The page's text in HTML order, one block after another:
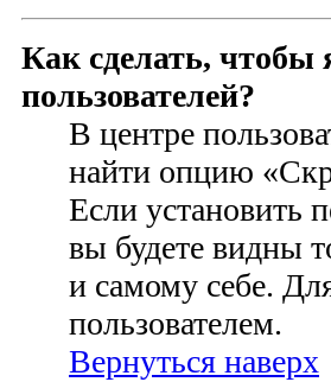
Как сделать, чтобы
пользователей?
В центре
найти опцию
Если установить
вы будете видны
и самому себе.
пользователем.
Вернуться наверх